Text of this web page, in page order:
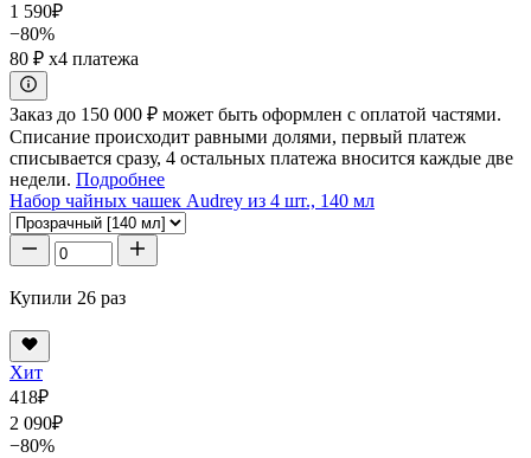
1 590₽
−80%
80 ₽ x4 платежа
Заказ до 150 000 ₽ может быть оформлен с оплатой частями.
Списание происходит равными долями, первый платеж
списывается сразу, 4 остальных платежа вносится каждые две
недели. Подробнее
Набор чайных чашек Audrey из 4 шт., 140 мл
Купили 26 раз
Хит
418₽
2 090₽
−80%